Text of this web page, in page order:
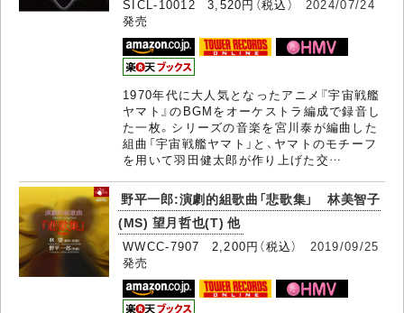
SICL-10012 3,520円（税込） 2024/07/24
発売
1970年代に大人気となったアニメ『宇宙戦艦
ヤマト』のBGMをオーケストラ編成で録音し
た一枚。シリーズの音楽を宮川泰が編曲した
組曲「宇宙戦艦ヤマト」と、ヤマトのモチーフ
を用いて羽田健太郎が作り上げた交…
野平一郎:演劇的組歌曲「悲歌集」 林美智子
(MS) 望月哲也(T) 他
WWCC-7907 2,200円（税込） 2019/09/25
発売